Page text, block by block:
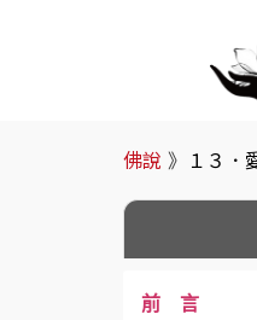
佛說 》 １３．
前 言